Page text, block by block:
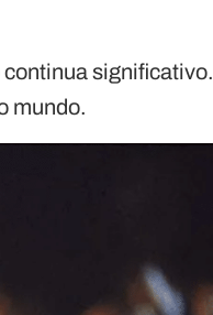
significativo.
mundo.